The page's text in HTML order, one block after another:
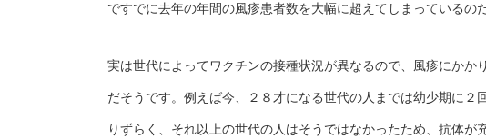
ですでに去年の年間の風疹患者数を大幅に超えてしまっているの
実は世代によってワクチンの接種状況が異なるので、風疹にかか
だそうです。例えば今、２８才になる世代の人までは幼少期に２
りずらく、それ以上の世代の人はそうではなかったため、抗体が